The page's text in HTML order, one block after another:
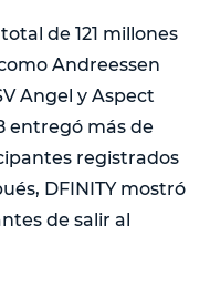
de 121 millones
Andreessen
Angel y Aspect
entregó más de
registrados
DFINITY mostró
de salir al